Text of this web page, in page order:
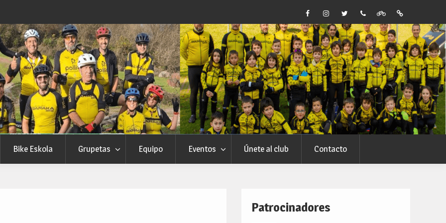
f i t telf stravaTik
Bike Eskola Grupetas Equipo Eventos Únete al club Contacto
Patrocinadores